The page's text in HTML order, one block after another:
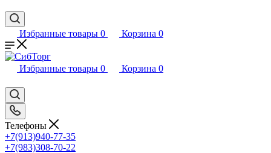
Избранные товары 0 Корзина 0
Избранные товары 0 Корзина 0
Телефоны
+7(913)940-77-35
+7(983)308-70-22